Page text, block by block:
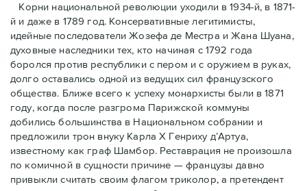
Корни национальной революции уходили в 1934-й, в 1871-
й и даже в 1789 год. Консервативные легитимисты,
идейные последователи Жозефа де Местра и Жана Шуана,
духовные наследники тех, кто начиная с 1792 года
боролся против республики с пером и с оружием в руках,
долго оставались одной из ведущих сил французского
общества. Ближе всего к успеху монархисты были в 1871
году, когда после разгрома Парижской коммуны
добились большинства в Национальном собрании и
предложили трон внуку Карла Х Генриху д’Артуа,
известному как граф Шамбор. Реставрация не произошла
по комичной в сущности причине — французы давно
привыкли считать своим флагoм триколор, а претендент